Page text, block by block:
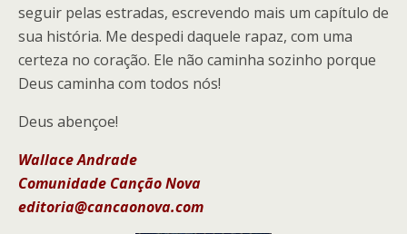
seguir pelas estradas, escrevendo mais um capítulo de
sua história. Me despedi daquele rapaz, com uma
certeza no coração. Ele não caminha sozinho porque
Deus caminha com todos nós!
Deus abençoe!
Wallace Andrade
Comunidade Canção Nova
editoria@cancaonova.com